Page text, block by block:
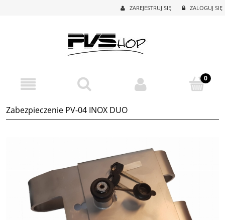
ZAREJESTRUJ SIĘ ZALOGUJ SIĘ
Zabezpieczenie PV-04 INOX DUO